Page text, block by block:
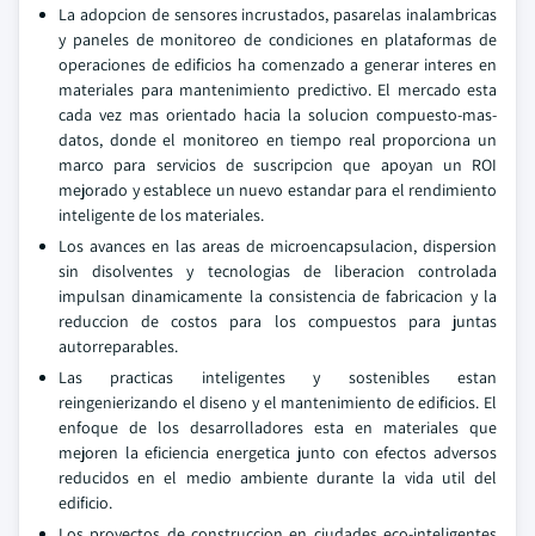
La adopcion de sensores incrustados, pasarelas inalambricas
y paneles de monitoreo de condiciones en plataformas de
operaciones de edificios ha comenzado a generar interes en
materiales para mantenimiento predictivo. El mercado esta
cada vez mas orientado hacia la solucion compuesto-mas-
datos, donde el monitoreo en tiempo real proporciona un
marco para servicios de suscripcion que apoyan un ROI
mejorado y establece un nuevo estandar para el rendimiento
inteligente de los materiales.
Los avances en las areas de microencapsulacion, dispersion
sin disolventes y tecnologias de liberacion controlada
impulsan dinamicamente la consistencia de fabricacion y la
reduccion de costos para los compuestos para juntas
autorreparables.
Las practicas inteligentes y sostenibles estan
reingenierizando el diseno y el mantenimiento de edificios. El
enfoque de los desarrolladores esta en materiales que
mejoren la eficiencia energetica junto con efectos adversos
reducidos en el medio ambiente durante la vida util del
edificio.